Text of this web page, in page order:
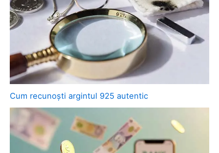
Cum recunoști argintul 925 autentic